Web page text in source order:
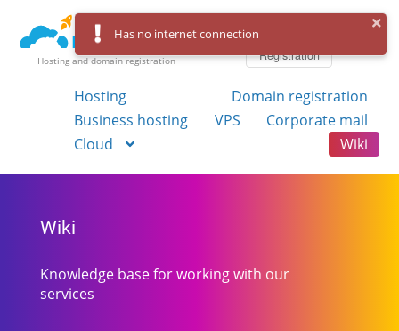
Hosting and domain registration
Registration
Hosting
Domain registration
Business hosting
VPS
Corporate mail
Cloud
Wiki
Wiki
Knowledge base for working with our
services
Has no internet connection